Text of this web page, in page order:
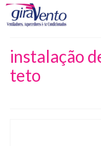
instalação
teto